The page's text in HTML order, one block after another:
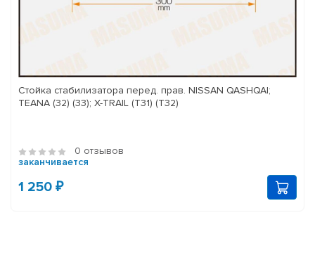
Стойка стабилизатора перед. прав. NISSAN QASHQAI;
TEANA (32) (33); X-TRAIL (T31) (T32)
0 отзывов
заканчивается
1 250 ₽